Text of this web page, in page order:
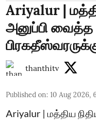
Ariyalur |
அனுப்பி
thanthitv
Published on: 10 Aug 2026,
Ariyalur | மத்திய